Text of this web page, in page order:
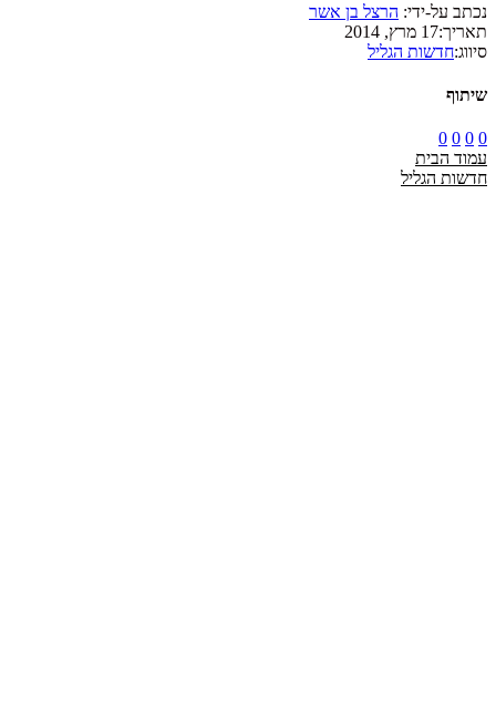
נכתב על-ידי: הרצל בן אשר
תאריך:17 מרץ, 2014
סיווג:חדשות הגליל
שיתוף
0
0
0
0
עמוד הבית
חדשות הגליל